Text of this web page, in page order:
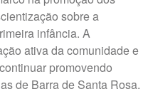
sobre a
infância. A
ativa da comunidade e
promovendo
de Barra de Santa Rosa.